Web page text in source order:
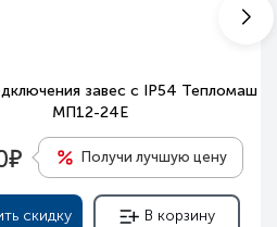
завес c IP54 Тепломаш
МП12-24Е
е Получи лучшую цену
скидку В корзину